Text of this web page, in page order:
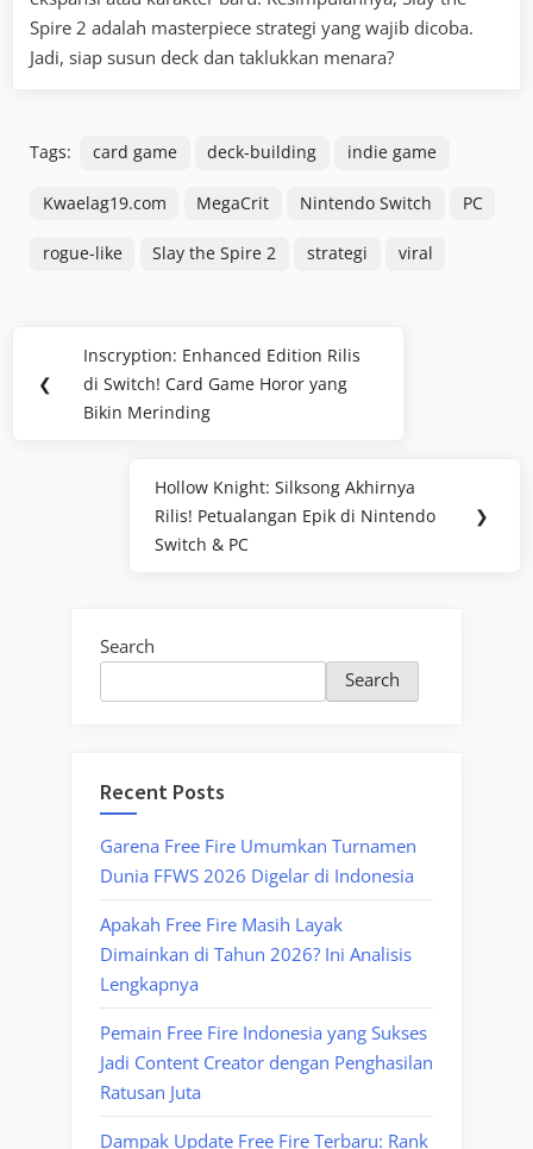
Spire 2 adalah masterpiece strategi yang wajib dicoba.
Jadi, siap susun deck dan taklukkan menara?
Tags: card game deck-building indie game
Kwaelag19.com MegaCrit Nintendo Switch PC
rogue-like Slay the Spire 2 strategi viral
navigation
❮
Previous
Post:
Inscryption: Enhanced Edition Rilis
di Switch! Card Game Horor yang
Bikin Merinding
Next
Post:
Hollow Knight: Silksong Akhirnya
Rilis! Petualangan Epik di Nintendo
Switch & PC
❯
Search
Search
Recent Posts
Garena Free Fire Umumkan Turnamen
Dunia FFWS 2026 Digelar di Indonesia
Apakah Free Fire Masih Layak
Dimainkan di Tahun 2026? Ini Analisis
Lengkapnya
Pemain Free Fire Indonesia yang Sukses
Jadi Content Creator dengan Penghasilan
Ratusan Juta
Dampak Update Free Fire Terbaru: Rank